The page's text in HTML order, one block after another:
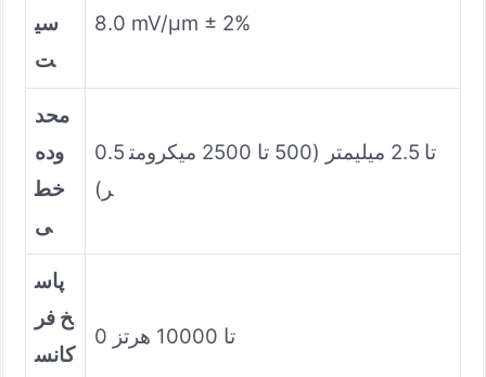
سی
ت
8.0 mV/µm ± 2%
محد
وده
خط
ی
0.5 تا 2.5 میلیمتر (500 تا 2500 میکرومت
ر)
پاس
خ فر
کانس
0 تا 10000 هرتز